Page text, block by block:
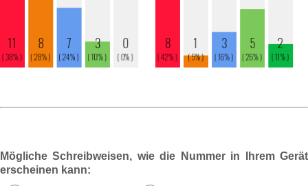
Mögliche Schreibweisen, wie die Nummer in Ihrem Gerät
erscheinen kann: